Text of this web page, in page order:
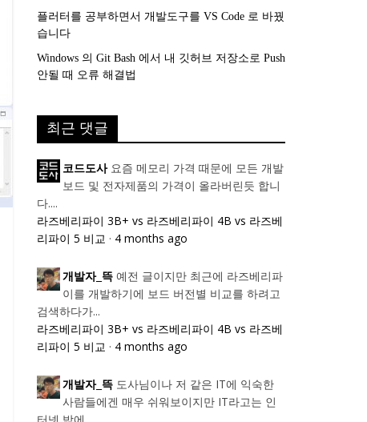
플러터를 공부하면서 개발도구를 VS Code 로 바꿨
습니다
Windows 의 Git Bash 에서 내 깃허브 저장소로 Push
안될 때 오류 해결법
최근 댓글
코드도사 요즘 메모리 가격 때문에 모든 개발
보드 및 전자제품의 가격이 올라버린듯 합니
다....
라즈베리파이 3B+ vs 라즈베리파이 4B vs 라즈베
리파이 5 비교 · 4 months ago
개발자_뜩 예전 글이지만 최근에 라즈베리파
이를 개발하기에 보드 버전별 비교를 하려고
검색하다가...
라즈베리파이 3B+ vs 라즈베리파이 4B vs 라즈베
리파이 5 비교 · 4 months ago
개발자_뜩 도사님이나 저 같은 IT에 익숙한
사람들에겐 매우 쉬워보이지만 IT라고는 인